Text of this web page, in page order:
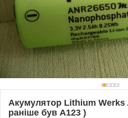
Акумулятор Lithium Werks
раніше був A123 )